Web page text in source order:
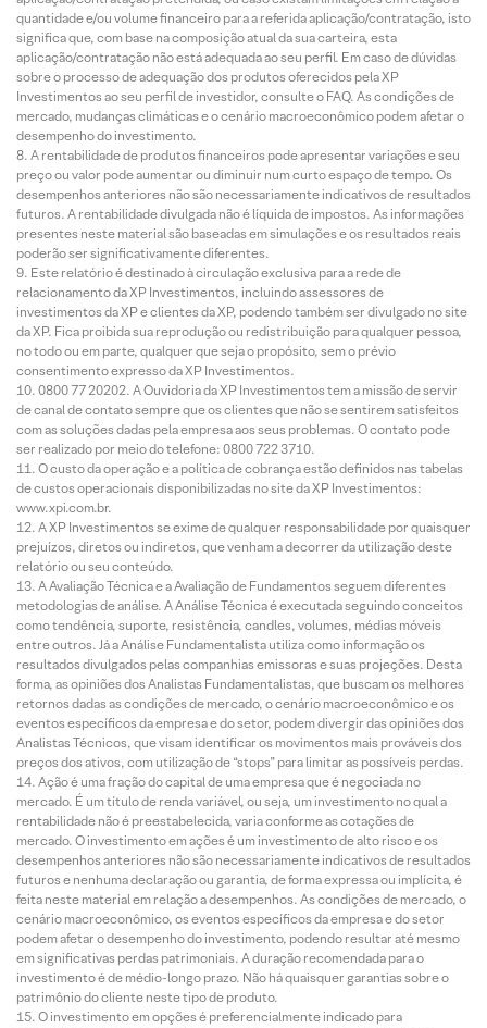
quantidade e/ou volume financeiro para a referida aplicação/contratação, isto
significa que, com base na composição atual da sua carteira, esta
aplicação/contratação não está adequada ao seu perfil. Em caso de dúvidas
sobre o processo de adequação dos produtos oferecidos pela XP
Investimentos ao seu perfil de investidor, consulte o FAQ. As condições de
mercado, mudanças climáticas e o cenário macroeconômico podem afetar o
desempenho do investimento.
A rentabilidade de produtos financeiros pode apresentar variações e seu
preço ou valor pode aumentar ou diminuir num curto espaço de tempo. Os
desempenhos anteriores não são necessariamente indicativos de resultados
futuros. A rentabilidade divulgada não é líquida de impostos. As informações
presentes neste material são baseadas em simulações e os resultados reais
poderão ser significativamente diferentes.
Este relatório é destinado à circulação exclusiva para a rede de
relacionamento da XP Investimentos, incluindo assessores de
investimentos da XP e clientes da XP, podendo também ser divulgado no site
da XP. Fica proibida sua reprodução ou redistribuição para qualquer pessoa,
no todo ou em parte, qualquer que seja o propósito, sem o prévio
consentimento expresso da XP Investimentos.
0800 77 20202. A Ouvidoria da XP Investimentos tem a missão de servir
de canal de contato sempre que os clientes que não se sentirem satisfeitos
com as soluções dadas pela empresa aos seus problemas. O contato pode
ser realizado por meio do telefone: 0800 722 3710.
O custo da operação e a política de cobrança estão definidos nas tabelas
de custos operacionais disponibilizadas no site da XP Investimentos:
www.xpi.com.br.
A XP Investimentos se exime de qualquer responsabilidade por quaisquer
prejuízos, diretos ou indiretos, que venham a decorrer da utilização deste
relatório ou seu conteúdo.
A Avaliação Técnica e a Avaliação de Fundamentos seguem diferentes
metodologias de análise. A Análise Técnica é executada seguindo conceitos
como tendência, suporte, resistência, candles, volumes, médias móveis
entre outros. Já a Análise Fundamentalista utiliza como informação os
resultados divulgados pelas companhias emissoras e suas projeções. Desta
forma, as opiniões dos Analistas Fundamentalistas, que buscam os melhores
retornos dadas as condições de mercado, o cenário macroeconômico e os
eventos específicos da empresa e do setor, podem divergir das opiniões dos
Analistas Técnicos, que visam identificar os movimentos mais prováveis dos
preços dos ativos, com utilização de “stops” para limitar as possíveis perdas.
Ação é uma fração do capital de uma empresa que é negociada no
mercado. É um título de renda variável, ou seja, um investimento no qual a
rentabilidade não é preestabelecida, varia conforme as cotações de
mercado. O investimento em ações é um investimento de alto risco e os
desempenhos anteriores não são necessariamente indicativos de resultados
futuros e nenhuma declaração ou garantia, de forma expressa ou implícita, é
feita neste material em relação a desempenhos. As condições de mercado, o
cenário macroeconômico, os eventos específicos da empresa e do setor
podem afetar o desempenho do investimento, podendo resultar até mesmo
em significativas perdas patrimoniais. A duração recomendada para o
investimento é de médio-longo prazo. Não há quaisquer garantias sobre o
patrimônio do cliente neste tipo de produto.
O investimento em opções é preferencialmente indicado para